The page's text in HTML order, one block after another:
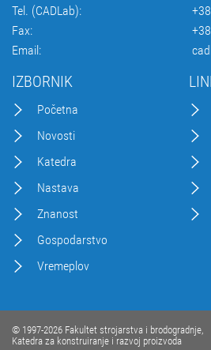
Tel. (CADLab):
Fax:
Email:
IZBORNIK
Početna
Novosti
Katedra
Nastava
Znanost
Gospodarstvo
Vremeplov
© 1997-2026 Fakultet strojarstva i brodogradnje,
Katedra za konstruiranje i razvoj proizvoda